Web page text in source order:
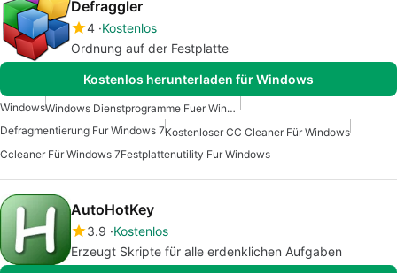
Defraggler
4 Kostenlos
Ordnung auf der Festplatte
Kostenlos herunterladen für Windows
Windows
Windows Dienstprogramme Fuer Windows 10
Defragmentierung Fur Windows 7Kostenloser CC Cleaner Für Windows
Ccleaner Für Windows 7Festplattenutility Fur Windows
AutoHotKey
3.9 Kostenlos
Erzeugt Skripte für alle erdenklichen Aufgaben